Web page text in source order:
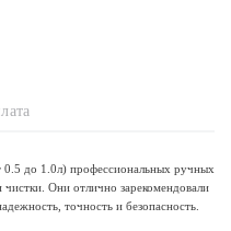
0.5 до 1.0л) профессиональных ручных
Они отлично зарекомендовали
точность и безопасность.